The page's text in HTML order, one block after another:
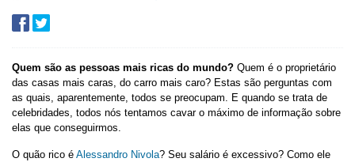
Quem são as pessoas mais ricas do mundo? Quem é o proprietário
das casas mais caras, do carro mais caro? Estas são perguntas com
as quais, aparentemente, todos se preocupam. E quando se trata de
celebridades, todos nós tentamos cavar o máximo de informação sobre
elas que conseguirmos.
O quão rico é Alessandro Nivola? Seu salário é excessivo? Como ele